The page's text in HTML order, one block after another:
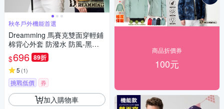
秋冬戶外機能首選
Dreamming 馬賽克雙面穿輕鋪
棉背心外套 防潑水 防風-黑色/
黃色
$696 89折
5 (1)
挑戰低價 券
加入購物車
商品折價券
100元